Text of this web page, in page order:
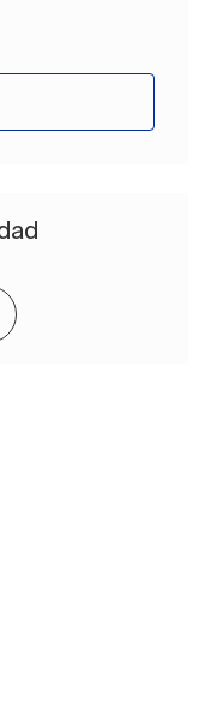
Facebook
de twitter
a través de
Compartir por